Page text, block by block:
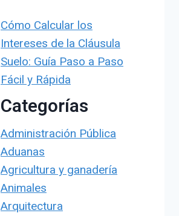
Cómo Calcular los
Intereses de la Cláusula
Suelo: Guía Paso a Paso
Fácil y Rápida
Categorías
Administración Pública
Aduanas
Agricultura y ganadería
Animales
Arquitectura